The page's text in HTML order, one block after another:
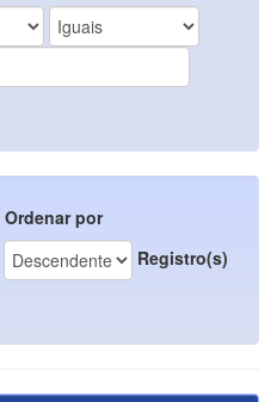
Ordenar por
Registro(s)